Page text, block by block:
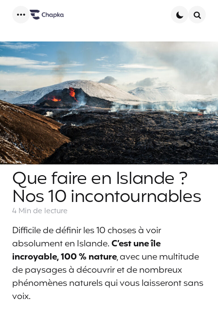
Que faire en Islande ?
Nos 10 incontournables
4 Min de lecture
Difficile de définir les 10 choses à voir
absolument en Islande.C’est une île
incroyable, 100 % nature, avec une multitude
de paysages à découvrir et de nombreux
phénomènes naturels qui vous laisseront sans
voix.